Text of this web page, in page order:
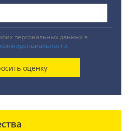
персональных данных в
.